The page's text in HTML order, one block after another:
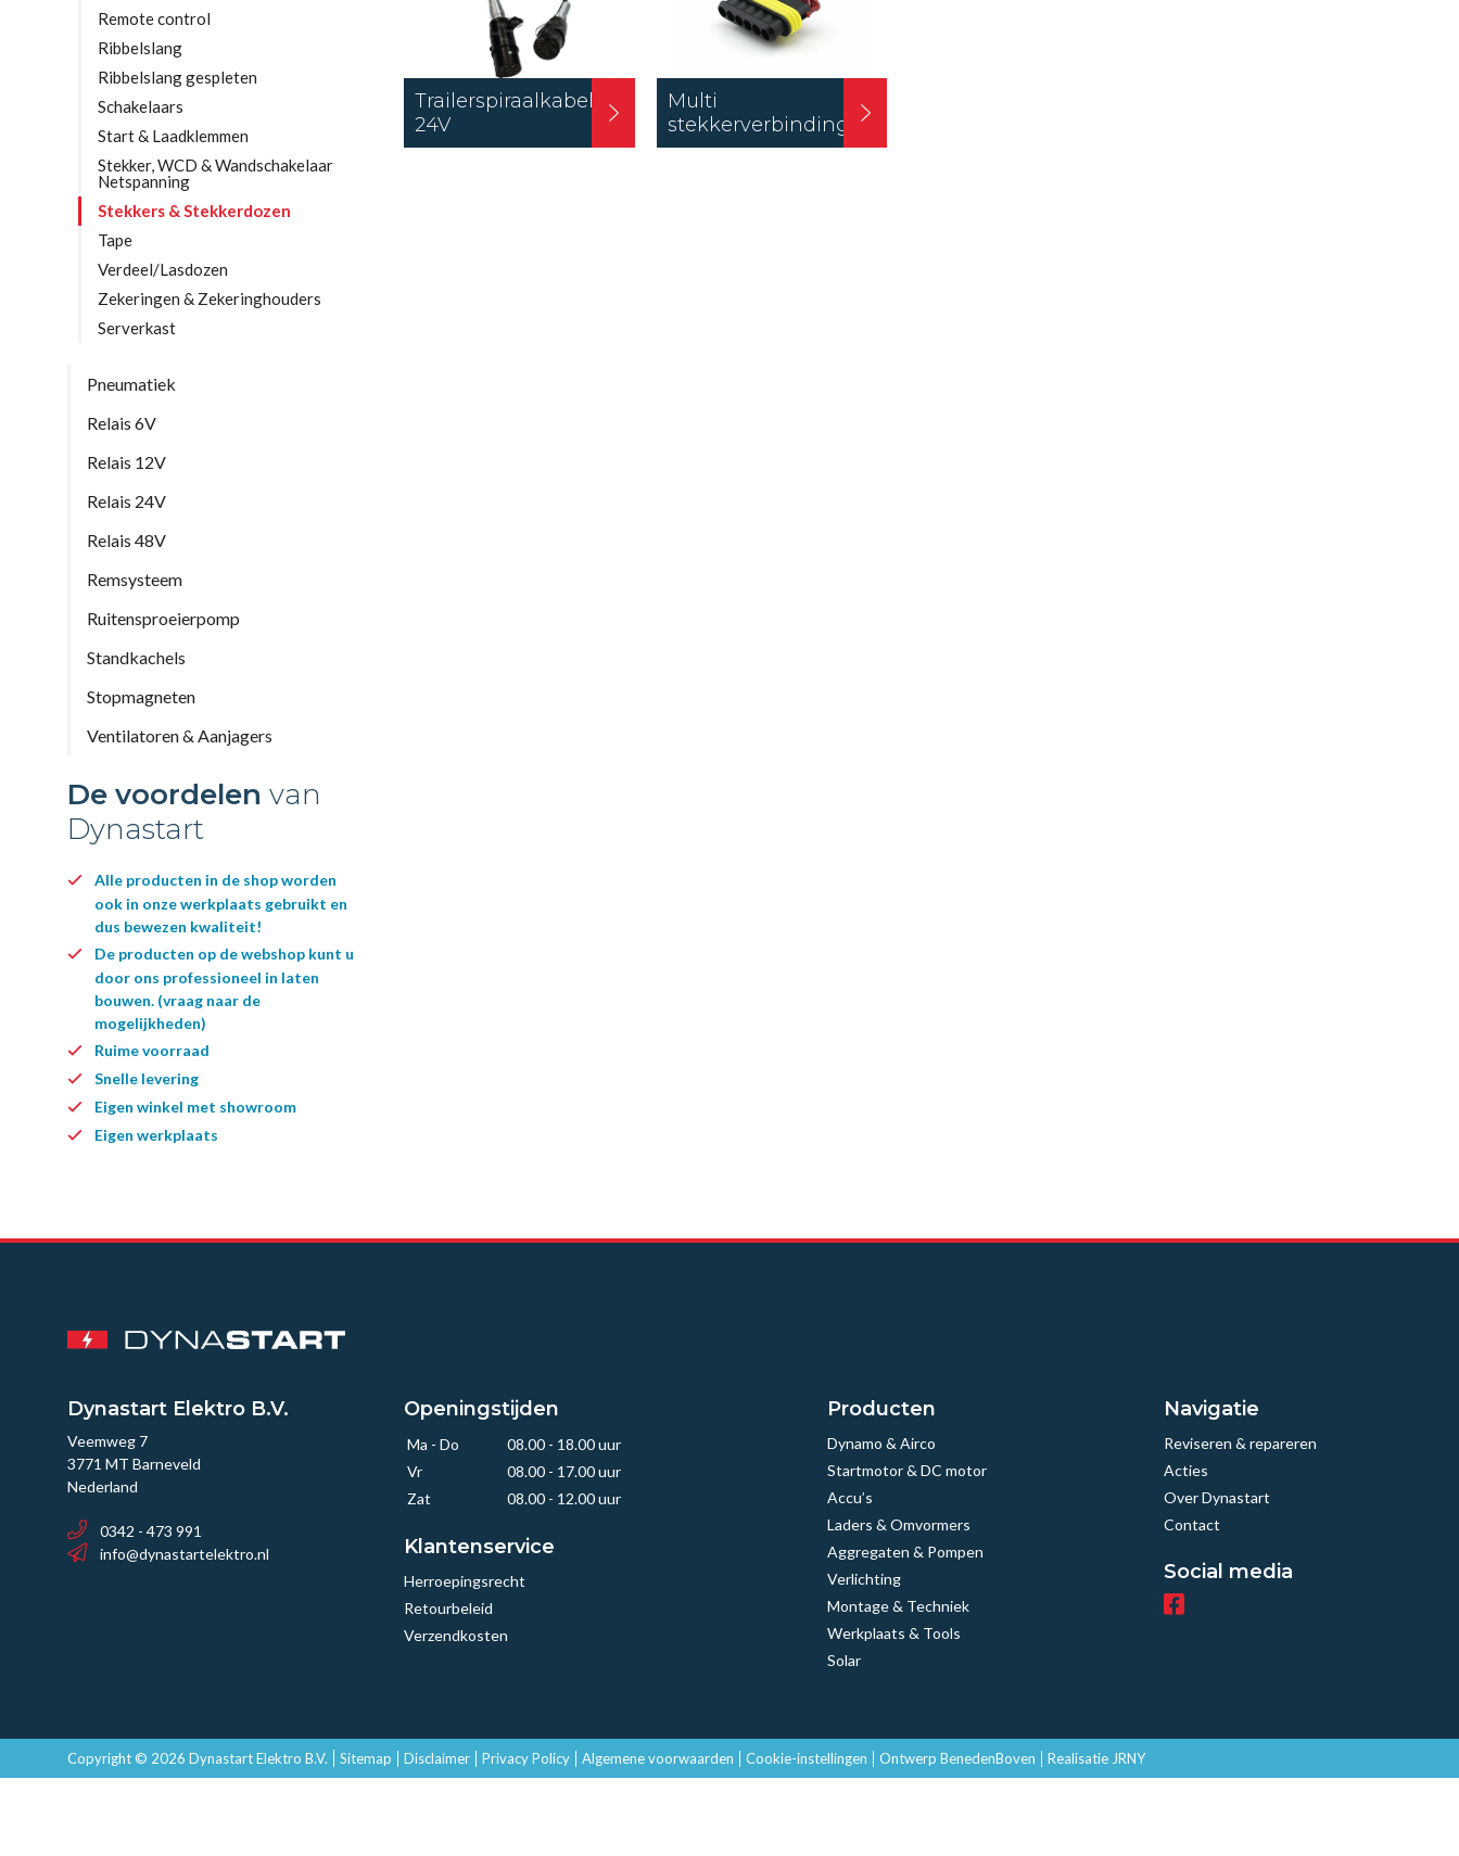
Remote control
Ribbelslang
Ribbelslang gespleten
Schakelaars
Start & Laadklemmen
Stekker, WCD & Wandschakelaar
Netspanning
Stekkers & Stekkerdozen
Tape
Verdeel/Lasdozen
Zekeringen & Zekeringhouders
Serverkast
Pneumatiek
Relais 6V
Relais 12V
Relais 24V
Relais 48V
Remsysteem
Ruitensproeierpomp
Standkachels
Stopmagneten
Ventilatoren & Aanjagers
De voordelen van
Dynastart
Alle producten in de shop worden
ook in onze werkplaats gebruikt en
dus bewezen kwaliteit!
De producten op de webshop kunt u
door ons professioneel in laten
bouwen. (vraag naar de
mogelijkheden)
Ruime voorraad
Snelle levering
Eigen winkel met showroom
Eigen werkplaats
Trailerspiraalkabel
24V
Multi
stekkerverbindingen
Dynastart Elektro B.V.
Veemweg 7
3771 MT Barneveld
Nederland
0342 - 473 991
info@dynastartelektro.nl
Openingstijden
Ma - Do
08.00 - 18.00 uur
Vr
08.00 - 17.00 uur
Zat
08.00 - 12.00 uur
Klantenservice
Herroepingsrecht
Retourbeleid
Verzendkosten
Producten
Dynamo & Airco
Startmotor & DC motor
Accu’s
Laders & Omvormers
Aggregaten & Pompen
Verlichting
Montage & Techniek
Werkplaats & Tools
Solar
Navigatie
Reviseren & repareren
Acties
Over Dynastart
Contact
Social media
Copyright © 2026 Dynastart Elektro B.V. Sitemap Disclaimer Privacy Policy Algemene voorwaarden Cookie-instellingen Ontwerp BenedenBoven Realisatie JRNY